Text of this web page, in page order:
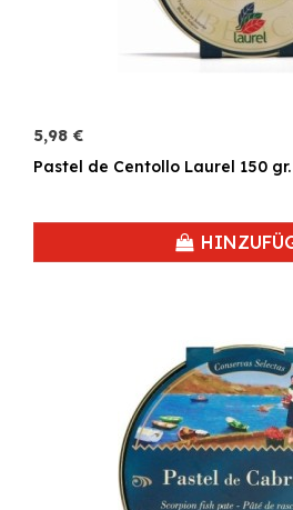
5,98 €
Pastel de Centollo Laurel 150 gr.